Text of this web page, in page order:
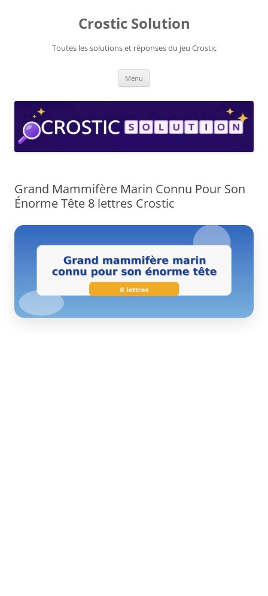
Crostic Solution
Toutes les solutions et réponses du jeu Crostic
Menu
Grand Mammifère Marin Connu Pour Son
Énorme Tête 8 lettres Crostic